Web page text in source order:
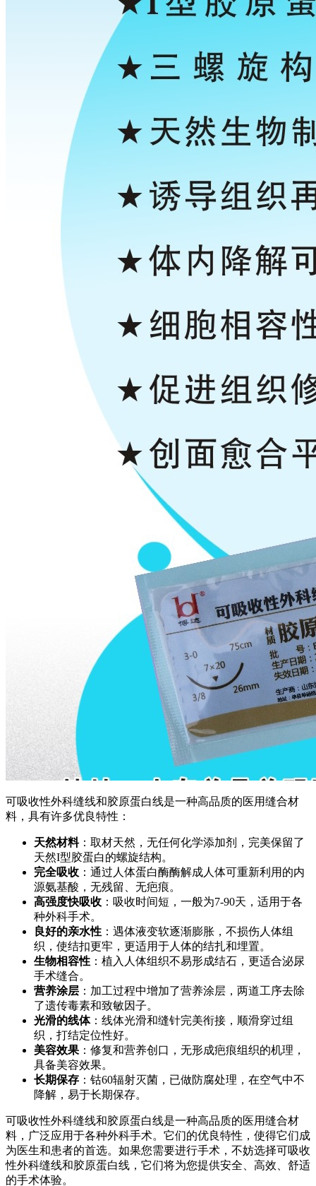
可吸收性外科缝线和胶原蛋白线是一种高品质的医用缝合材
料，具有许多优良特性：
天然材料：取材天然，无任何化学添加剂，完美保留了
天然I型胶蛋白的螺旋结构。
完全吸收 ：通过人体蛋白酶酶解成人体可重新利用的内
源氨基酸，无残留、无疤痕。
高强度快吸收 ：吸收时间短，一般为7-90天，适用于各
种外科手术。
良好的亲水性 ：遇体液变软逐渐膨胀，不损伤人体组
织，使结扣更牢，更适用于人体的结扎和埋置。
生物相容性 ：植入人体组织不易形成结石，更适合泌尿
手术缝合。
营养涂层 ：加工过程中增加了营养涂层，两道工序去除
了遗传毒素和致敏因子。
光滑的线体：线体光滑和缝针完美衔接，顺滑穿过组
织，打结定位性好。
美容效果 ：修复和营养创口，无形成疤痕组织的机理，
具备美容效果。
长期保存 ：钴60辐射灭菌，已做防腐处理，在空气中不
降解，易于长期保存。
可吸收性外科缝线和胶原蛋白线是一种高品质的医用缝合材
料，广泛应用于各种外科手术。它们的优良特性，使得它们成
为医生和患者的首选。如果您需要进行手术，不妨选择可吸收
性外科缝线和胶原蛋白线，它们将为您提供安全、高效、舒适
的手术体验。